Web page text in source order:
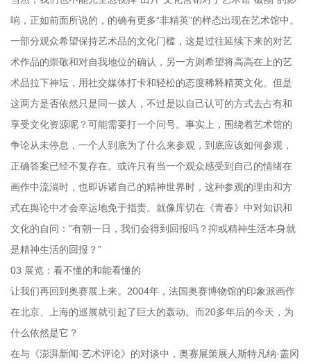
响，正如前面所说的，的确有更多“非精英”的样态出现在艺术馆中。
一部分观众希望保持艺术品的文化门槛，这是过往延续下来的对艺
术作品的崇敬和对自我地位的确认，另一方则希望将高高在上的艺
术品拉下神坛，用社交媒体打卡和轻松的态度稀释精英文化。但是
这两方是否依然只是同一拨人，不过是以自己认可的方式去占有和
享受文化资源呢？可能需要打一个问号。事实上，围绕着艺术馆的
争论从未停息，一个人到底为了什么来参观，到底应该如何参观，
正确答案已经不复存在。或许只有当一个观众感受到自己的情绪在
画作中流淌时，也即诉诸自己的精神世界时，这种参观的理由和方
式在舆论中才会幸运地免于指责。就像库切在《青春》中对知识和
文化的自问：“有朝一日，我们会得到回报吗？抑或精神生活本身就
是精神生活的回报？”
03 展览：看不懂的和能看懂的
让我们再回到奥赛展上来。2004年，法国奥赛博物馆的印象派画作
在北京、上海的巡展就引起了巨大的轰动。而20多年后的今天，为
什么依然是它？
在与《澎湃新闻·艺术评论》的对谈中，奥赛展策展人斯特凡纳·盖冈